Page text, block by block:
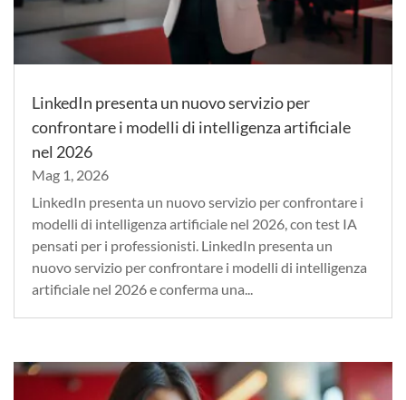
LinkedIn presenta un nuovo servizio per
confrontare i modelli di intelligenza artificiale
nel 2026
Mag 1, 2026
LinkedIn presenta un nuovo servizio per confrontare i
modelli di intelligenza artificiale nel 2026, con test IA
pensati per i professionisti. LinkedIn presenta un
nuovo servizio per confrontare i modelli di intelligenza
artificiale nel 2026 e conferma una...